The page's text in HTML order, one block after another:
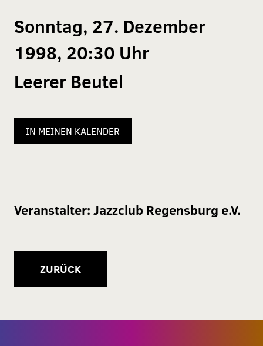
Sonntag, 27. Dezember
1998, 20:30 Uhr
Leerer Beutel
IN MEINEN KALENDER
Veranstalter: Jazzclub Regensburg e.V.
ZURÜCK